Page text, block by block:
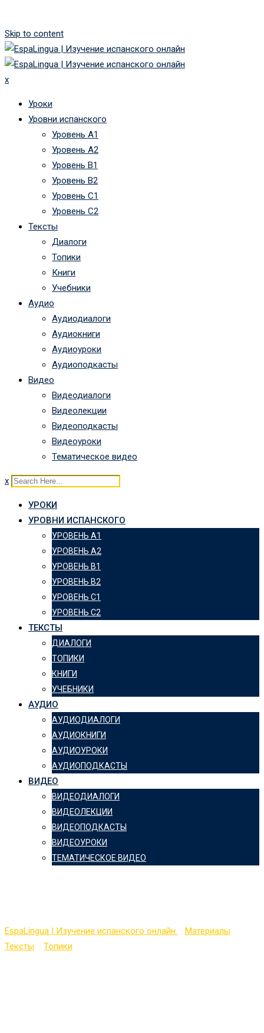
Skip to content
x
Уроки
Уровни испанского
Уровень А1
Уровень А2
Уровень B1
Уровень B2
Уровень C1
Уровень C2
Тексты
Диалоги
Топики
Книги
Учебники
Аудио
Аудиодиалоги
Аудиокниги
Аудиоуроки
Аудиоподкасты
Видео
Видеодиалоги
Видеолекции
Видеоподкасты
Видеоуроки
Тематическое видео
x
УРОКИ
УРОВНИ ИСПАНСКОГО
УРОВЕНЬ А1
УРОВЕНЬ А2
УРОВЕНЬ B1
УРОВЕНЬ B2
УРОВЕНЬ C1
УРОВЕНЬ C2
ТЕКСТЫ
ДИАЛОГИ
ТОПИКИ
КНИГИ
УЧЕБНИКИ
АУДИО
АУДИОДИАЛОГИ
АУДИОКНИГИ
АУДИОУРОКИ
АУДИОПОДКАСТЫ
ВИДЕО
ВИДЕОДИАЛОГИ
ВИДЕОЛЕКЦИИ
ВИДЕОПОДКАСТЫ
ВИДЕОУРОКИ
ТЕМАТИЧЕСКОЕ ВИДЕО
EspaLingua | Изучение испанского онлайн Материалы
Тексты
Топики